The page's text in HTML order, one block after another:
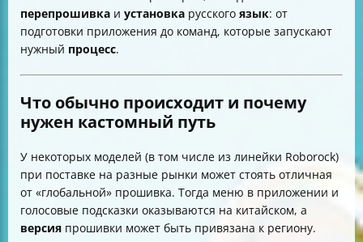
перепрошивка и установка русского язык: от
подготовки приложения до команд, которые запускают
нужный процесс.
Что обычно происходит и почему
нужен кастомный путь
У некоторых моделей (в том числе из линейки Roborock)
при поставке на разные рынки может стоять отличная
от «глобальной» прошивка. Тогда меню в приложении и
голосовые подсказки оказываются на китайском, а
версия прошивки может быть привязана к региону.